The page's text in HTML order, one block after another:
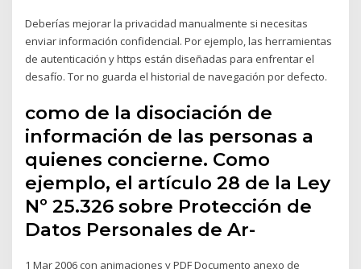
Deberías mejorar la privacidad manualmente si necesitas
enviar información confidencial. Por ejemplo, las herramientas
de autenticación y https están diseñadas para enfrentar el
desafío. Tor no guarda el historial de navegación por defecto.
como de la disociación de
información de las personas a
quienes concierne. Como
ejemplo, el artículo 28 de la Ley
Nº 25.326 sobre Protección de
Datos Personales de Ar-
1 Mar 2006 con animaciones y PDF Documento anexo de